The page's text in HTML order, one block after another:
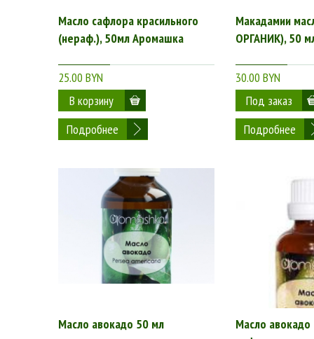
Масло сафлора красильного
(нераф.), 50мл Аромашка
25.00 BYN
Подробнее
Макадамии
ОРГАНИК), 50
30.00 BYN
Подробнее
Масло авокадо 50 мл
Масло авокадо